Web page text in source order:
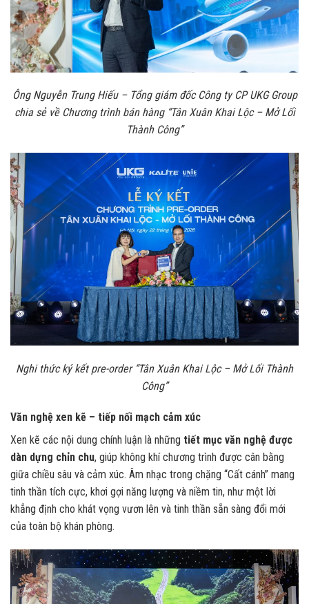
Ông Nguyễn Trung Hiếu – Tổng giám đốc Công ty CP UKG Group
chia sẻ về Chương trình bán hàng “Tân Xuân Khai Lộc – Mở Lối
Thành Công”
Nghi thức ký kết pre-order “Tân Xuân Khai Lộc – Mở Lối Thành
Công”
Văn nghệ xen kẽ – tiếp nối mạch cảm xúc
Xen kẽ các nội dung chính luận là những tiết mục văn nghệ được
dàn dựng chỉn chu, giúp không khí chương trình được cân bằng
giữa chiều sâu và cảm xúc. Âm nhạc trong chặng “Cất cánh” mang
tinh thần tích cực, khơi gợi năng lượng và niềm tin, như một lời
khẳng định cho khát vọng vươn lên và tinh thần sẵn sàng đổi mới
của toàn bộ khán phòng.